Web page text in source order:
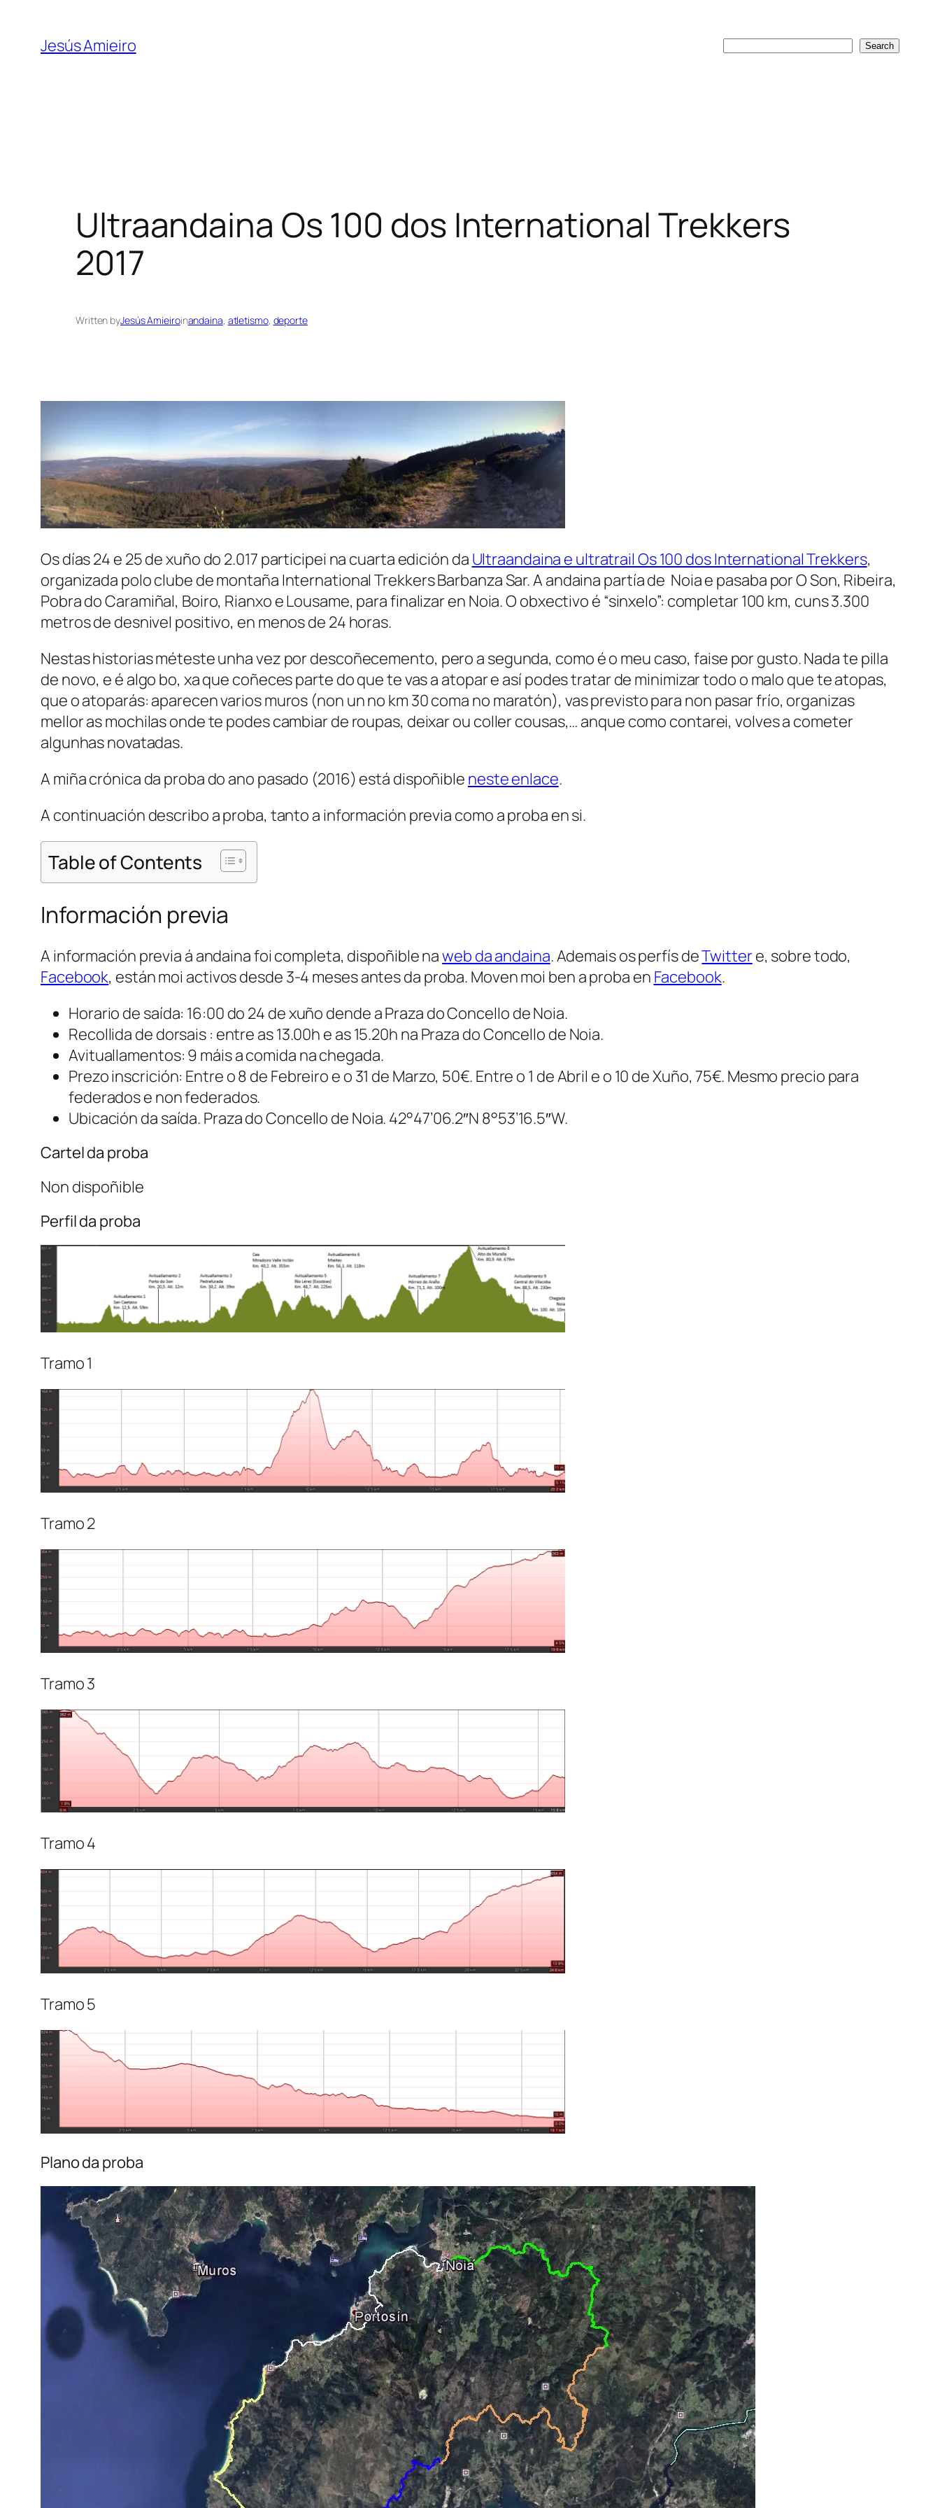
content
Jesús Amieiro Search Search
Ultraandaina Os 100 dos International Trekkers
2017
Written byJesús Amieiroinandaina, atletismo, deporte
Os días 24 e 25 de xuño do 2.017 participei na cuarta edición da Ultraandaina e ultratrail Os 100 dos International Trekkers,
organizada polo clube de montaña International Trekkers Barbanza Sar. A andaina partía de Noia e pasaba por O Son, Ribeira,
Pobra do Caramiñal, Boiro, Rianxo e Lousame, para finalizar en Noia. O obxectivo é “sinxelo”: completar 100 km, cuns 3.300
metros de desnivel positivo, en menos de 24 horas.
Nestas historias méteste unha vez por descoñecemento, pero a segunda, como é o meu caso, faise por gusto. Nada te pilla
de novo, e é algo bo, xa que coñeces parte do que te vas a atopar e así podes tratar de minimizar todo o malo que te atopas,
que o atoparás: aparecen varios muros (non un no km 30 coma no maratón), vas previsto para non pasar frío, organizas
mellor as mochilas onde te podes cambiar de roupas, deixar ou coller cousas,… anque como contarei, volves a cometer
algunhas novatadas.
A miña crónica da proba do ano pasado (2016) está dispoñible neste enlace.
A continuación describo a proba, tanto a información previa como a proba en si.
Table of Contents
Información previa
A información previa á andaina foi completa, dispoñible naweb da andaina. Ademais os perfís deTwittere, sobre todo,
Facebook, están moi activos desde 3-4 meses antes da proba. Moven moi ben a proba en Facebook.
Horario de saída: 16:00 do 24 de xuño dende a Praza do Concello de Noia.
Recollida de dorsais : entre as 13.00h e as 15.20h na Praza do Concello de Noia.
Avituallamentos: 9 máis a comida na chegada.
Prezo inscrición: Entre o 8 de Febreiro e o 31 de Marzo, 50€. Entre o 1 de Abril e o 10 de Xuño, 75€. Mesmo precio para
federados e non federados.
Ubicación da saída. Praza do Concello de Noia. 42°47’06.2″N 8°53’16.5″W.
Cartel da proba
Non dispoñible
Perfil da proba
Tramo 1
Tramo 2
Tramo 3
Tramo 4
Tramo 5
Plano da proba